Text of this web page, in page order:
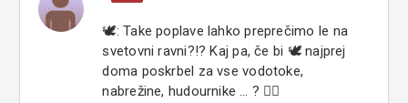
🕊: Take poplave lahko preprečimo le na
svetovni ravni?!? Kaj pa, če bi 🕊 najprej
doma poskrbel za vse vodotoke,
nabrežine, hudournike … ? 🤦‍♂️